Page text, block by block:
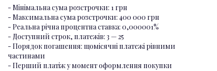
- Мінімальна сума розстрочки: 1 грн
- Максимальна сума розстрочки: 400 000 грн
- Реальна річна процентна ставка: 0,000001%
- Доступний строк, платежів: 3 — 25
- Порядок погашення: щомісячні платежі рівними
частинами
- Перший платіж у момент оформлення покупки